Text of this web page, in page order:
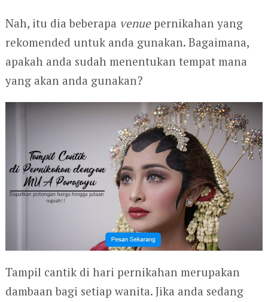
Nah, itu dia beberapa venuepernikahan yang
rekomended untuk anda gunakan. Bagaimana,
apakah anda sudah menentukan tempat mana
yang akan anda gunakan?
Tampil cantik di hari pernikahan merupakan
dambaan bagi setiap wanita. Jika anda sedang